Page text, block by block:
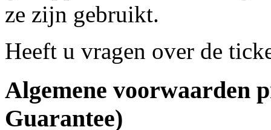
ze zijn gebruikt.
Heeft u vragen over de
Algemene voorwaarden
Guarantee)